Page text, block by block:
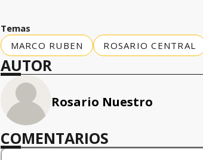
Temas
MARCO RUBEN
ROSARIO CENTRAL
AUTOR
Rosario Nuestro
COMENTARIOS